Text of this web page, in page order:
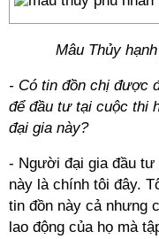
Mâu Thủy
- Có tin đồn chị được
để đầu tư tại cuộc thi
đại gia này?
- Người đại gia đầu tư
này là chính tôi đây.
tin đồn này cả nhưng
lao động của họ mà